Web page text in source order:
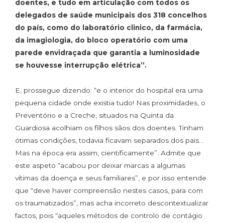
doentes, e tudo em articulação com todos os
delegados de saúde municipais dos 318 concelhos
do país, como do laboratório clinico, da farmácia,
da imagiologia, do bloco operatório com uma
parede envidraçada que garantia a luminosidade
se houvesse interrupção elétrica”.
E, prossegue dizendo: “e o interior do hospital era uma
pequena cidade onde existia tudo! Nas proximidades, o
Preventório e a Creche, situados na Quinta da
Guardiosa acolhiam os filhos sãos dos doentes. Tinham
ótimas condições, todavia ficavam separados dos pais…
Mas na época era assim, cientificamente”. Admite que
este aspeto “acabou por deixar marcas a algumas
vítimas da doença e seus familiares”, e por isso entende
que “deve haver compreensão nestes casos, para com
os traumatizados”, mas acha incorreto descontextualizar
factos, pois “aqueles métodos de controlo de contágio